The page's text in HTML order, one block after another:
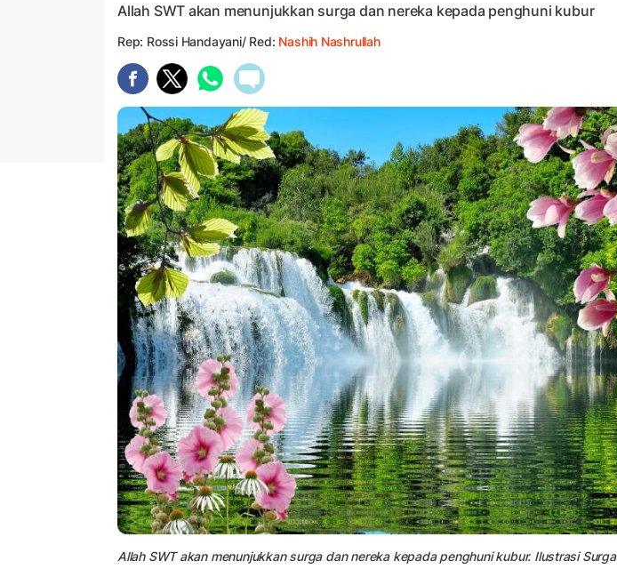
Allah SWT akan menunjukkan surga dan nereka kepada penghuni kubur
Rep: Rossi Handayani/ Red: Nashih Nashrullah
Allah SWT akan menunjukkan surga dan nereka kepada penghuni kubur. Ilustrasi Surga